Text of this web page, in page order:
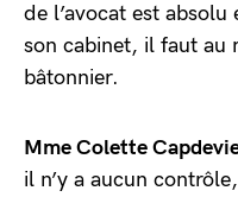
de l’avocat est
son cabinet, il faut au
bâtonnier.
Mme Colette
il n’y a aucun